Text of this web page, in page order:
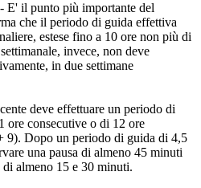
- E' il punto più importante del
che il periodo di guida effettiva
estese fino a 10 ore non più di
invece, non deve
in due settimane
deve effettuare un periodo di
ore consecutive o di 12 ore
9). Dopo un periodo di guida di 4,5
una pausa di almeno 45 minuti
almeno 15 e 30 minuti.